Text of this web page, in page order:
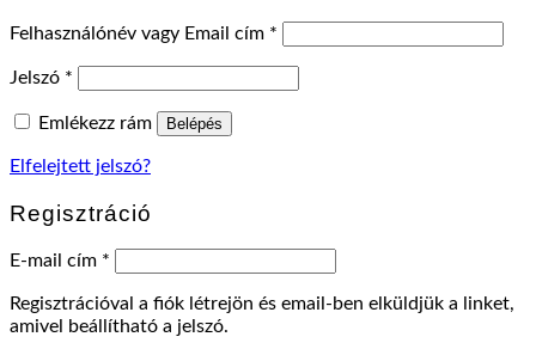
Felhasználónév vagy Email cím *
Jelszó *
Emlékezz rám Belépés
Elfelejtett jelszó?
Regisztráció
E-mail cím *
Regisztrációval a fiók létrejön és email-ben elküldjük a linket,
amivel beállítható a jelszó.